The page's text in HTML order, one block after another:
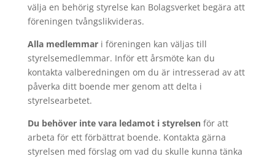
välja en behörig styrelse kan Bolagsverket begära att
föreningen tvångslikvideras.
Alla medlemmari föreningen kan väljas till
styrelsemedlemmar. Inför ett årsmöte kan du
kontakta valberedningen om du är intresserad av att
påverka ditt boende mer genom att delta i
styrelsearbetet.
Du behöver inte vara ledamot i styrelsenför att
arbeta för ett förbättrat boende. Kontakta gärna
styrelsen med förslag om vad du skulle kunna tänka